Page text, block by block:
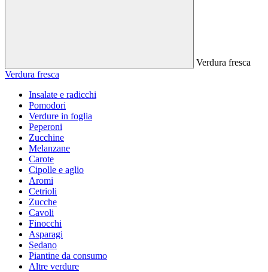
Verdura fresca
Verdura fresca
Insalate e radicchi
Pomodori
Verdure in foglia
Peperoni
Zucchine
Melanzane
Carote
Cipolle e aglio
Aromi
Cetrioli
Zucche
Cavoli
Finocchi
Asparagi
Sedano
Piantine da consumo
Altre verdure